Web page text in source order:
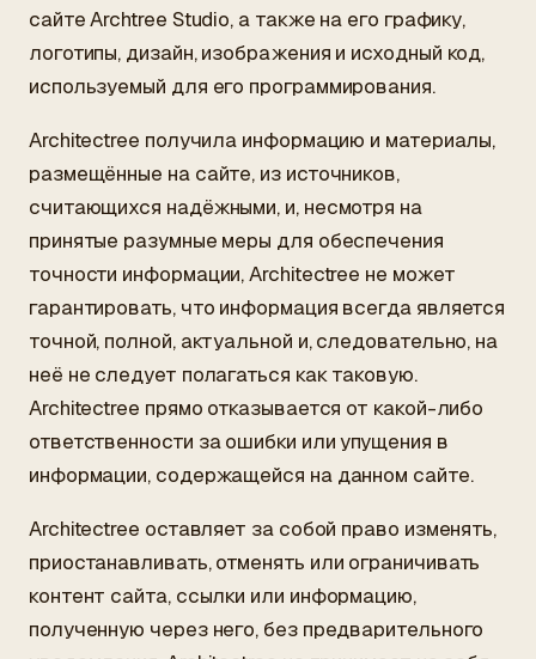
сайте Archtree Studio, а также на его графику,
логотипы, дизайн, изображения и исходный код,
используемый для его программирования.
Architectree получила информацию и материалы,
размещённые на сайте, из источников,
считающихся надёжными, и, несмотря на
принятые разумные меры для обеспечения
точности информации, Architectree не может
гарантировать, что информация всегда является
точной, полной, актуальной и, следовательно, на
неё не следует полагаться как таковую.
Architectree прямо отказывается от какой-либо
ответственности за ошибки или упущения в
информации, содержащейся на данном сайте.
Architectree оставляет за собой право изменять,
приостанавливать, отменять или ограничивать
контент сайта, ссылки или информацию,
полученную через него, без предварительного